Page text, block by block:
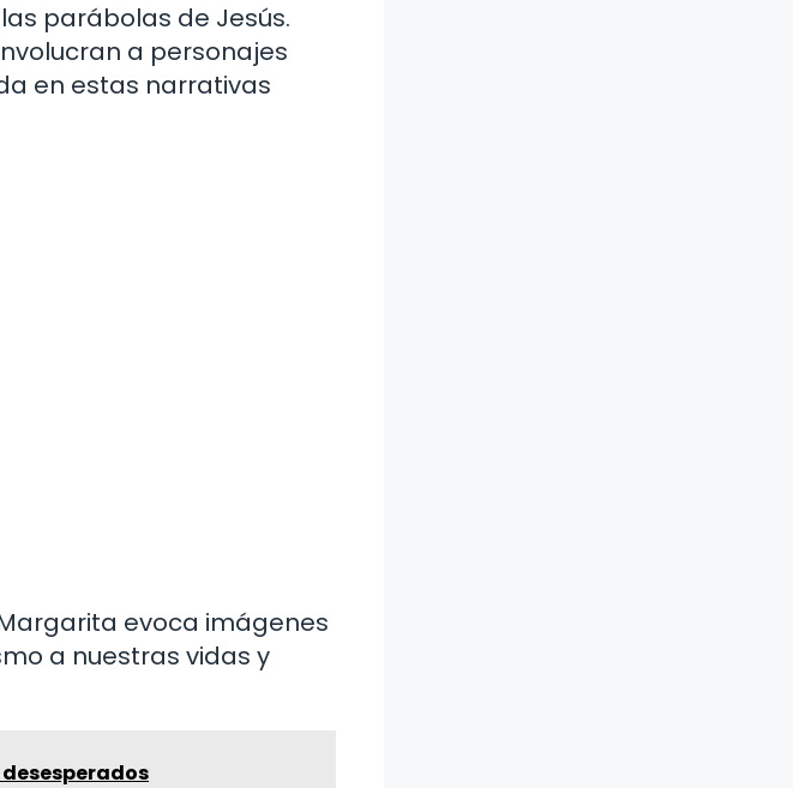
parábolas de Jesús.
a personajes
en estas narrativas
evoca imágenes
a nuestras vidas y